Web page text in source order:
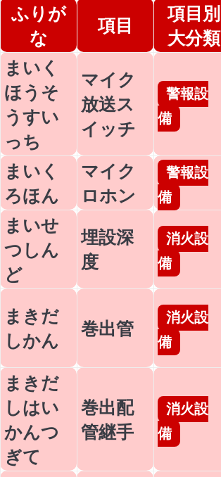
ふりが
な
項目
項目別
大分類
まいく
ほうそ
うすい
っち
マイク
放送ス
イッチ
警報設
備
まいく
ろほん
マイク
ロホン
警報設
備
まいせ
つしん
ど
埋設深
度
消火設
備
まきだ
しかん
巻出管
消火設
備
まきだ
しはい
かんつ
ぎて
巻出配
管継手
消火設
備